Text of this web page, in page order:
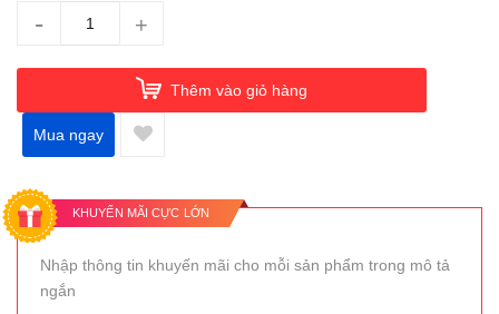
- +
Thêm vào giỏ hàng
Mua ngay
KHUYẾN MÃI CỰC LỚN
Nhập thông tin khuyến mãi cho mỗi sản phẩm trong mô tả
ngắn